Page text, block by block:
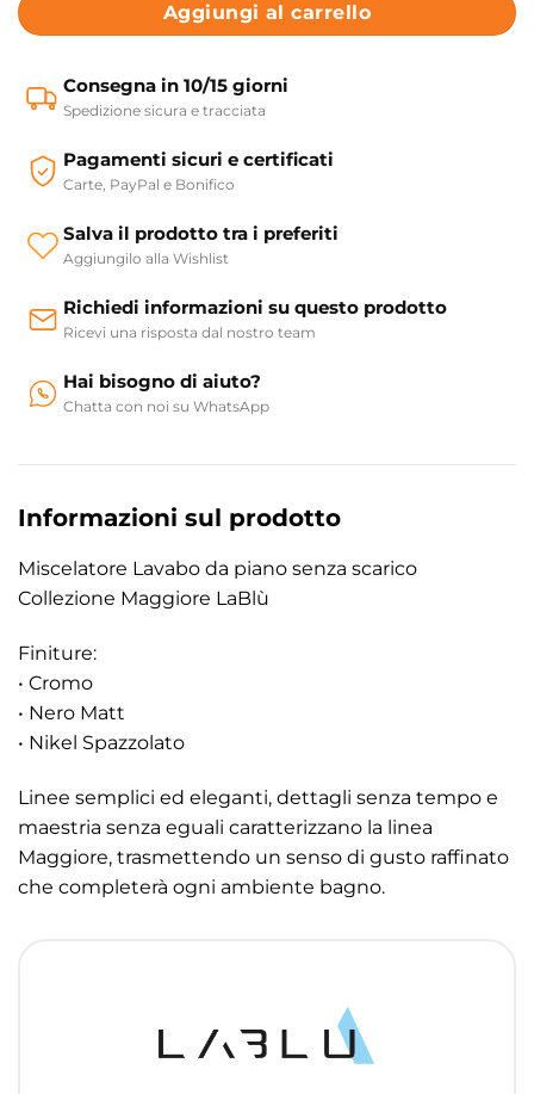
Aggiungi al carrello
Consegna in 10/15 giorni
Spedizione sicura e tracciata
Pagamenti sicuri e certificati
Carte, PayPal e Bonifico
Salva il prodotto tra i preferiti
Aggiungilo alla Wishlist
Richiedi informazioni su questo prodotto
Ricevi una risposta dal nostro team
Hai bisogno di aiuto?
Chatta con noi su WhatsApp
Informazioni sul prodotto
Miscelatore Lavabo da piano senza scarico
Collezione Maggiore LaBlù
Finiture:
• Cromo
• Nero Matt
• Nikel Spazzolato
Linee semplici ed eleganti, dettagli senza tempo e
maestria senza eguali caratterizzano la linea
Maggiore, trasmettendo un senso di gusto raffinato
che completerà ogni ambiente bagno.